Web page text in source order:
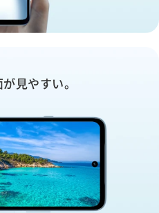
見やすい。